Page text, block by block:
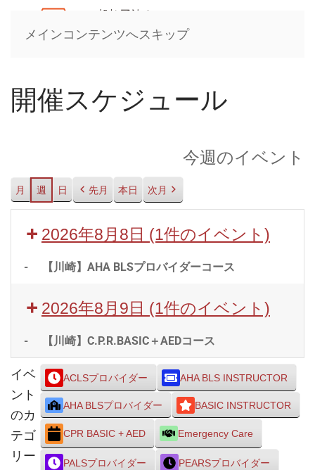
メインコンテンツへスキップ
開催スケジュール
今週のイベント
月 週 日 先月 本日 次月
2026年8月8日 (1件のイベント)
- 【川崎】AHA BLSプロバイダーコース
2026年8月9日 (1件のイベント)
- 【川崎】C.P.R.BASIC＋AEDコース
イベ
ント
のカ
テゴ
リー
ACLSプロバイダー AHA BLS INSTRUCTOR
AHA BLSプロバイダー BASIC INSTRUCTOR
CPR BASIC + AED Emergency Care
PALSプロバイダー PEARSプロバイダー